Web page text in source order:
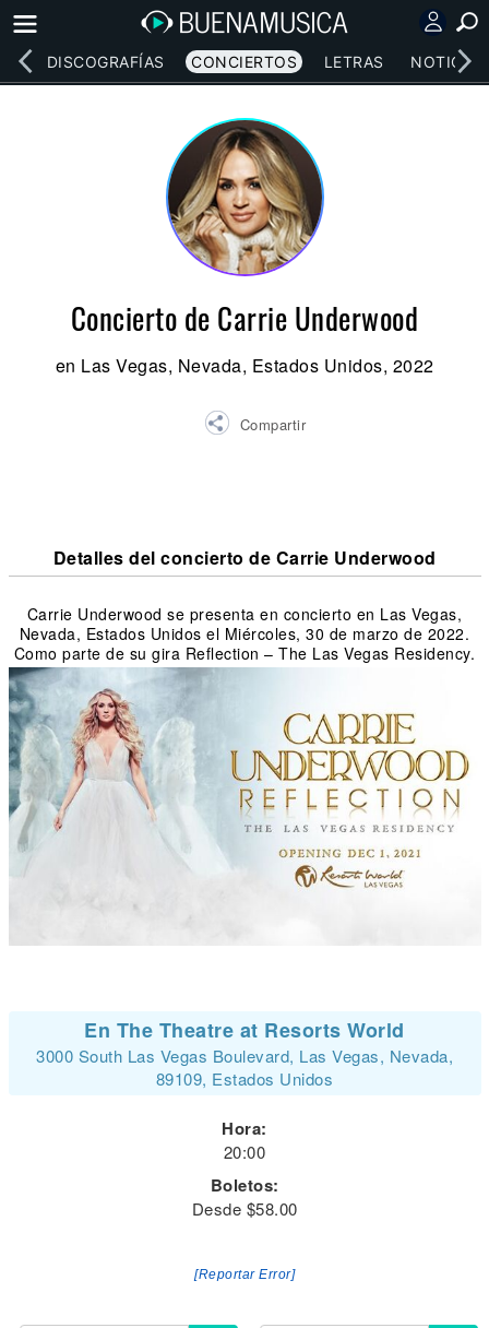
DISCOGRAFÍAS CONCIERTOS LETRAS NOTICIAS
Concierto de Carrie Underwood
en Las Vegas, Nevada, Estados Unidos, 2022
Compartir
Detalles del concierto de Carrie Underwood
Carrie Underwood se presenta en concierto en Las Vegas,
Nevada, Estados Unidos el Miércoles, 30 de marzo de 2022.
Como parte de su gira Reflection – The Las Vegas Residency.
En The Theatre at Resorts World
3000 South Las Vegas Boulevard, Las Vegas, Nevada,
89109, Estados Unidos
Hora:
20:00
Boletos:
Desde $58.00
[Reportar Error]